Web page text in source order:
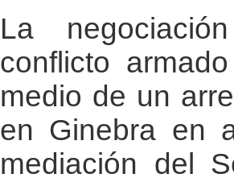
La
conflicto
medio de un
en Ginebra en
mediación del